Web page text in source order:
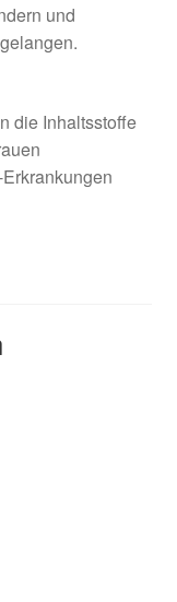
und
die Inhaltsstoffe